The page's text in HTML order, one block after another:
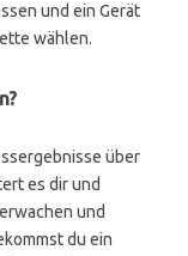
und ein Gerät
wählen.
über
es dir und
und
du ein